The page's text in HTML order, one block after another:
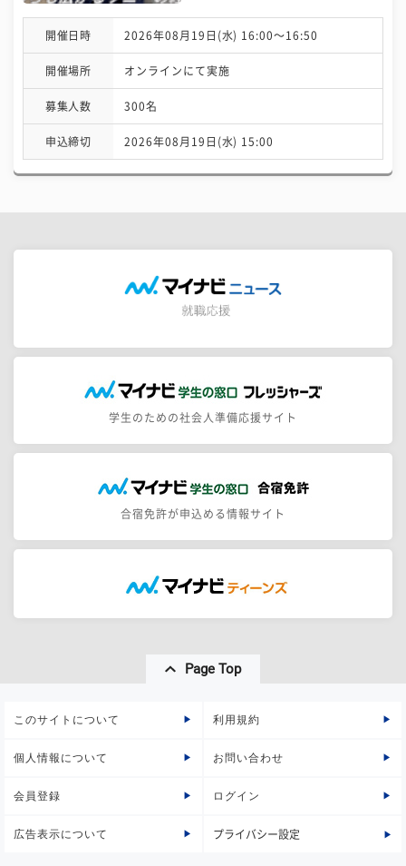
開催日時 2026年08月19日(水) 16:00〜16:50
開催場所 オンラインにて実施
募集人数 300名
申込締切 2026年08月19日(水) 15:00
学生のための社会人準備応援サイト
合宿免許が申込める情報サイト
Page Top
このサイトについて 利用規約
個人情報について お問い合わせ
会員登録 ログイン
広告表示について プライバシー設定